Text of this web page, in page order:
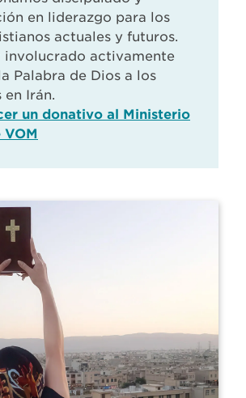
en liderazgo para los
actuales y futuros.
involucrado activamente
Palabra de Dios a los
en Irán.
un donativo al Ministerio